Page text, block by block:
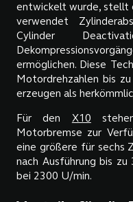
entwickelt wurde, stellt
verwendet
Cylinder
ermöglichen. Diese
Motordrehzahlen bis
erzeugen als
Für den X10
Motorbremse zur
eine größere für sechs
nach Ausführung bis zu
bei 2300 U/min.